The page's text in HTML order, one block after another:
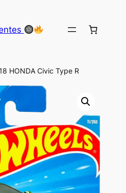
HONDA Civic Type R